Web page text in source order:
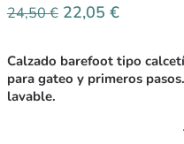
24,50€ 22,05 €
Calzado barefoot tipo
para gateo y primeros
lavable.